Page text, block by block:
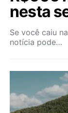
nesta
Se você caiu
notícia pode…